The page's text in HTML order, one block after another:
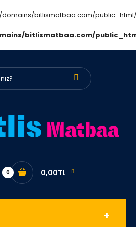
bitlismatbaa.com/
bitlismatbaa.com/
0 0,00TL